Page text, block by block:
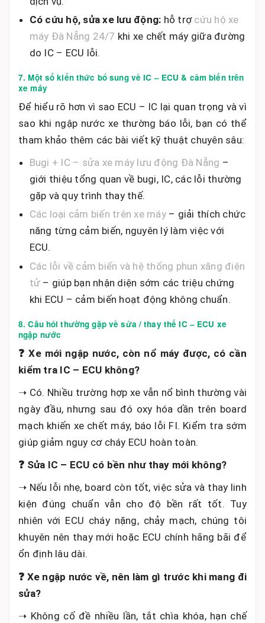
Có cứu hộ, sửa xe lưu động: hỗ trợ cứu hộ xe
máy Đà Nẵng 24/7 khi xe chết máy giữa đường
do IC – ECU lỗi.
7. Một số kiến thức bổ sung về IC – ECU & cảm biến trên
xe máy
Để hiểu rõ hơn vì sao ECU – IC lại quan trọng và vì
sao khi ngập nước xe thường báo lỗi, bạn có thể
tham khảo thêm các bài viết kỹ thuật chuyên sâu:
Bugi + IC – sửa xe máy lưu động Đà Nẵng –
giới thiệu tổng quan về bugi, IC, các lỗi thường
gặp và quy trình thay thế.
Các loại cảm biến trên xe máy– giải thích chức
năng từng cảm biến, nguyên lý làm việc với
ECU.
Các lỗi về cảm biến và hệ thống phun xăng điện
tử – giúp bạn nhận diện sớm các triệu chứng
khi ECU – cảm biến hoạt động không chuẩn.
8. Câu hỏi thường gặp về sửa / thay thế IC – ECU xe
ngập nước
❓ Xe mới ngập nước, còn nổ máy được, có cần
kiểm tra IC – ECU không?
➝ Có. Nhiều trường hợp xe vẫn nổ bình thường vài
ngày đầu, nhưng sau đó oxy hóa dần trên board
mạch khiến xe chết máy, báo lỗi FI. Kiểm tra sớm
giúp giảm nguy cơ cháy ECU hoàn toàn.
❓ Sửa IC – ECU có bền như thay mới không?
➝ Nếu lỗi nhẹ, board còn tốt, việc sửa và thay linh
kiện đúng chuẩn vẫn cho độ bền rất tốt. Tuy
nhiên với ECU cháy nặng, chảy mạch, chúng tôi
khuyên nên thay mới hoặc ECU chính hãng bãi để
ổn định lâu dài.
❓ Xe ngập nước về, nên làm gì trước khi mang đi
sửa?
➝ Không cố đề nhiều lần, tắt chìa khóa, hạn chế